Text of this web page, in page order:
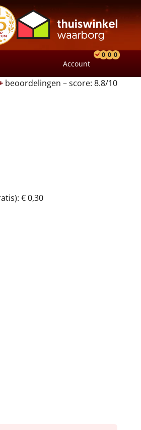
Account
0 0 0
beoordelingen – score: 8.8/10
€ 0,30